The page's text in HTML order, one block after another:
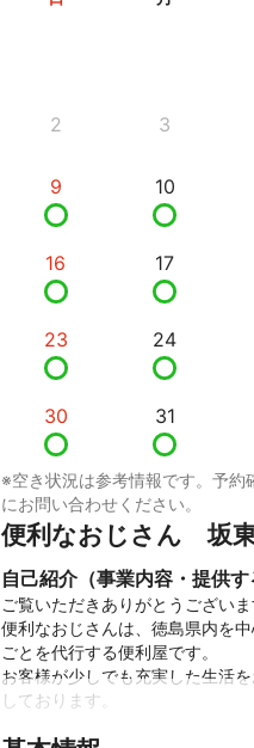
2 3
9 10
16 17
23 24
30 31
※空き状況は参考情報です。予約
にお問い合わせください。
便利なおじさん　坂
自己紹介（事業内容・提供す
ご覧いただきありがとうございま
便利なおじさんは、徳島県内を
ごとを代行する便利屋です。
お客様が少しでも充実した生活
しております。